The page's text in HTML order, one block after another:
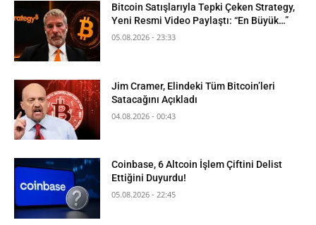
Bitcoin Satışlarıyla Tepki Çeken Strategy,
Yeni Resmi Video Paylaştı: “En Büyük…”
05.08.2026 - 23:33
Jim Cramer, Elindeki Tüm Bitcoin’leri
Satacağını Açıkladı
04.08.2026 - 00:43
Coinbase, 6 Altcoin İşlem Çiftini Delist
Ettiğini Duyurdu!
05.08.2026 - 22:45